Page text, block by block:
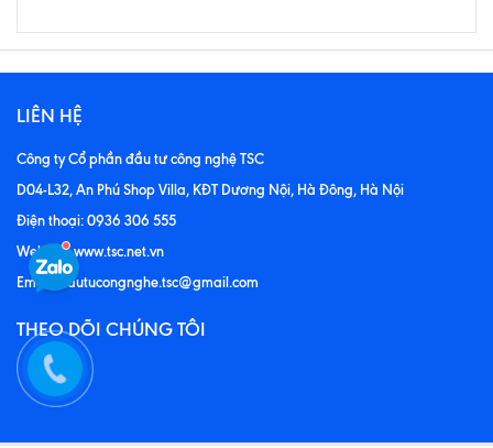
LIÊN HỆ
Công ty Cổ phần đầu tư công nghệ TSC
D04-L32, An Phú Shop Villa, KĐT Dương Nội, Hà Đông, Hà Nội
Điện thoại: 0936 306 555
Website: www.tsc.net.vn
Email: dautucongnghe.tsc@gmail.com
THEO DÕI CHÚNG TÔI